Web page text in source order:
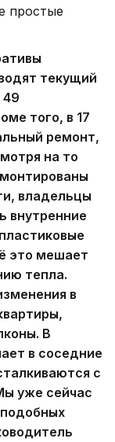
простые
текущий
49
того, в 17
ремонт,
на то
владельцы
внутренние
это мешает
тепла.
в
В
в соседние
с
уже сейчас